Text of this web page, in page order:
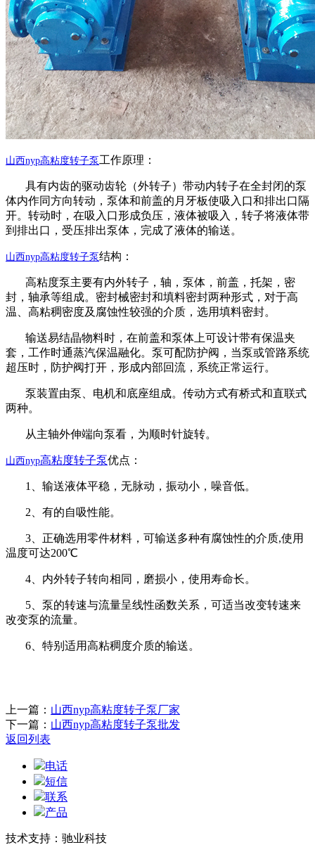
山西nyp高粘度转子泵 工作原理：
具有内齿的驱动齿轮（外转子）带动内转子在全封闭的泵
体内作同方向转动，泵体和前盖的月牙板使吸入口和排出口隔
开。转动时，在吸入口形成负压，液体被吸入，转子将液体带
到排出口，受压排出泵体，完成了液体的输送。
山西nyp高粘度转子泵结构：
高粘度泵主要有内外转子，轴，泵体，前盖，托架，密
封，轴承等组成。密封械密封和填料密封两种形式，对于高
温、高粘稠密度及腐蚀性较强的介质，选用填料密封。
输送易结晶物料时，在前盖和泵体上可设计带有保温夹
套，工作时通蒸汽保温融化。泵可配防护阀，当泵或管路系统
超压时，防护阀打开，形成内部回流，系统正常运行。
泵装置由泵、电机和底座组成。传动方式有桥式和直联式
两种。
从主轴外伸端向泵看，为顺时针旋转。
山西nyp高粘度转子泵优点：
1、输送液体平稳，无脉动，振动小，噪音低。
2、有的自吸性能。
3、正确选用零件材料，可输送多种有腐蚀性的介质,使用
温度可达200℃
4、内外转子转向相同，磨损小，使用寿命长。
5、泵的转速与流量呈线性函数关系，可适当改变转速来
改变泵的流量。
6、特别适用高粘稠度介质的输送。
上一篇： 山西nyp高粘度转子泵厂家
下一篇： 山西nyp高粘度转子泵批发
返回列表
电话
短信
联系
产品
技术支持：驰业科技